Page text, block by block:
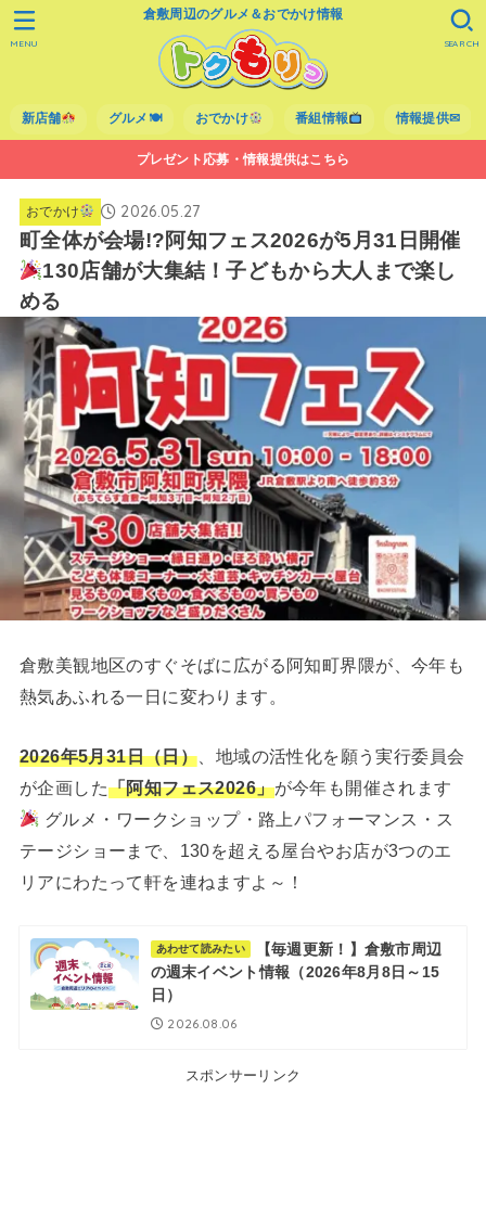
倉敷周辺のグルメ＆おでかけ情報
新店舗 グルメ🍽 おでかけ 番組情報 情報提供✉
SEARCH
MENU
プレゼント応募・情報提供はこちら
おでかけ 2026.05.27
町全体が会場!?阿知フェス2026が5月31日開催
130店舗が大集結！子どもから大人まで楽し
める
倉敷美観地区のすぐそばに広がる阿知町界隈が、今年も
熱気あふれる一日に変わります。
2026年5月31日（日） 、地域の活性化を願う実行委員会
が企画した「阿知フェス2026」が今年も開催されます
グルメ・ワークショップ・路上パフォーマンス・ス
テージショーまで、130を超える屋台やお店が3つのエ
リアにわたって軒を連ねますよ～！
あわせて読みたい
【毎週更新！】倉敷市周辺
の週末イベント情報（2026年8月8日～15
日）
2026.08.06
スポンサーリンク